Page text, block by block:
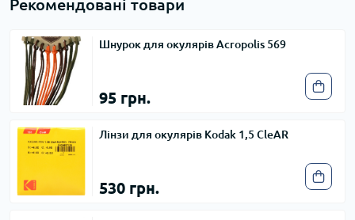
Рекомендовані товари
Шнурок для окулярів Acropolis 569
95 грн.
Лінзи для окулярів Kodak 1,5 CleAR
530 грн.